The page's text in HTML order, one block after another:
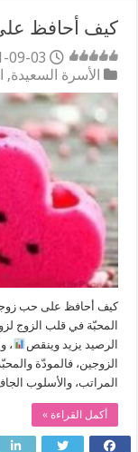
كيف أحافظ
09-03
الأسرة السعيدة,
كيف أحافظ على حب
المحبّة في قلب الزوج
الرصيد يزيد وينقص
،
الزوجين، فالمودّة
المراتب، والأسلوب
أكمل القراءة »